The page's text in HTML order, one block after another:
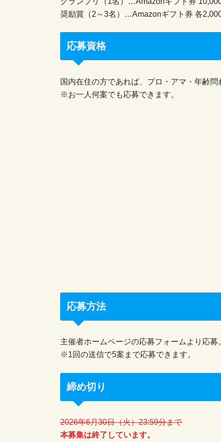
奨励賞（2～3名）…Amazonギフト券 各
応募資格
国内在住の方であれば、プロ・アマ・年齢
※お一人何案でも応募できます。
応募方法
主催者ホームページの応募フォームより応募
※1回の送信で5案まで応募できます。
締め切り
2026年6月30日（火）23:59分まで
本募集は終了しています。